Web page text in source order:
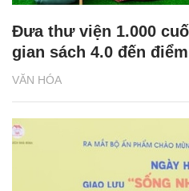
VĂN HÓA
Đưa thư viện 1.000
gian sách 4.0 đến